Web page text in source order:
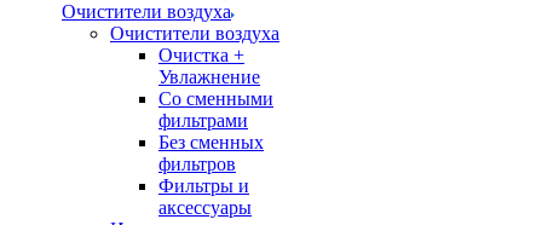
Очистители воздуха
Очистители воздуха
Очистка +
Увлажнение
Cо сменными
фильтрами
Без сменных
фильтров
Фильтры и
аксессуары